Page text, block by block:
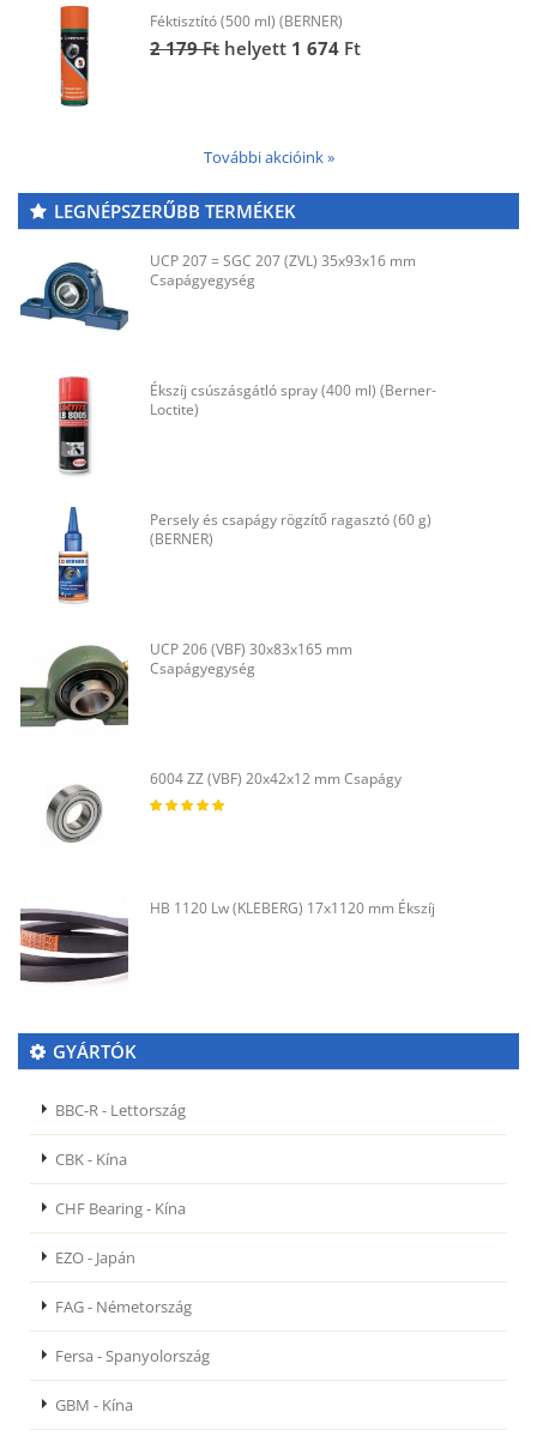
Féktisztító (500 ml) (BERNER)
2 179 Ft helyett 1 674 Ft
További akcióink »
LEGNÉPSZERŰBB TERMÉKEK
UCP 207 = SGC 207 (ZVL) 35x93x16 mm
Csapágyegység
Ékszíj csúszásgátló spray (400 ml) (Berner-
Loctite)
Persely és csapágy rögzítő ragasztó (60 g)
(BERNER)
UCP 206 (VBF) 30x83x165 mm
Csapágyegység
6004 ZZ (VBF) 20x42x12 mm Csapágy
HB 1120 Lw (KLEBERG) 17x1120 mm Ékszíj
GYÁRTÓK
BBC-R - Lettország
CBK - Kína
CHF Bearing - Kína
EZO - Japán
FAG - Németország
Fersa - Spanyolország
GBM - Kína